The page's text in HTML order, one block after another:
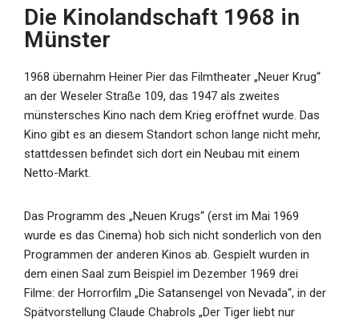
Die Kinolandschaft 1968 in
Münster
1968 übernahm Heiner Pier das Filmtheater „Neuer Krug“
an der Weseler Straße 109, das 1947 als zweites
münstersches Kino nach dem Krieg eröffnet wurde. Das
Kino gibt es an diesem Standort schon lange nicht mehr,
stattdessen befindet sich dort ein Neubau mit einem
Netto-Markt.
Das Programm des „Neuen Krugs“ (erst im Mai 1969
wurde es das Cinema) hob sich nicht sonderlich von den
Programmen der anderen Kinos ab. Gespielt wurden in
dem einen Saal zum Beispiel im Dezember 1969 drei
Filme: der Horrorfilm „Die Satansengel von Nevada“, in der
Spätvorstellung Claude Chabrols „Der Tiger liebt nur